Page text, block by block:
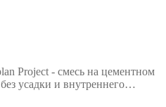
Project - смесь на цементном
усадки и внутреннего